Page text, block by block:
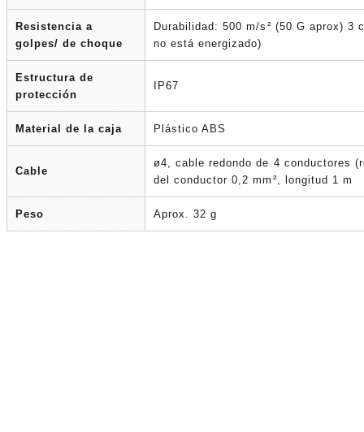
Resistencia a
golpes/ de choque
Durabilidad: 500 m/s² (50 G aprox)
no está energizado)
Estructura de
protección
IP67
Material de la caja Plástico ABS
Cable
ø4, cable redondo de 4 conductores
del conductor 0,2 mm², longitud 1 m
Peso Aprox. 32 g